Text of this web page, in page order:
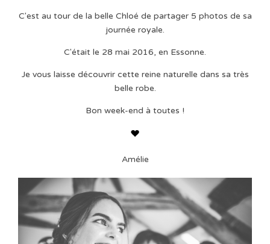
C'est au tour de la belle Chloé de partager 5 photos de sa
journée royale.
C'était le 28 mai 2016, en Essonne.
Je vous laisse découvrir cette reine naturelle dans sa très
belle robe.
Bon week-end à toutes !
Amélie